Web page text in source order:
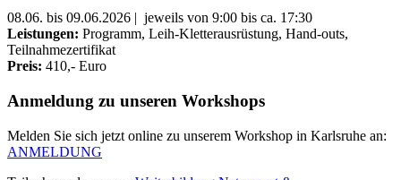
08.06. bis 09.06.2026 | jeweils von 9:00 bis ca. 17:30
Leistungen: Programm, Leih-Kletterausrüstung, Hand-outs,
Teilnahmezertifikat
Preis: 410,- Euro
Anmeldung zu unseren Workshops
Melden Sie sich jetzt online zu unserem Workshop in Karlsruhe an:
ANMELDUNG